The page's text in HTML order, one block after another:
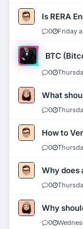
Is RERA
0 Friday
BTC
0
What
0
How to
0
Why does
0
Why
0